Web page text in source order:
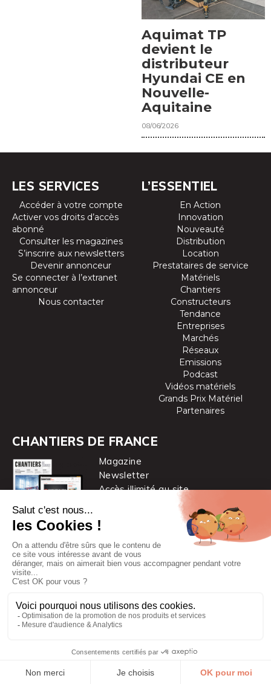
Aquimat TP
devient le
distributeur
Hyundai CE en
Nouvelle-
Aquitaine
08/06/2026
LES SERVICES
Accéder à votre compte
Activer vos droits d’accès
abonné
Consulter les magazines
S’inscrire aux newsletters
Devenir annonceur
Se connecter à l’extranet
annonceur
Nous contacter
L’ESSENTIEL
En Action
Innovation
Nouveauté
Distribution
Location
Prestataires de service
Matériels
Chantiers
Constructeurs
Tendance
Entreprises
Marchés
Réseaux
Emissions
Podcast
Vidéos matériels
Grands Prix Matériel
Partenaires
CHANTIERS DE FRANCE
Magazine
Newsletter
Accès illimité au site
Chantiers de France est une marque
| Mentions légales
Protection des données personnelles
Cookies